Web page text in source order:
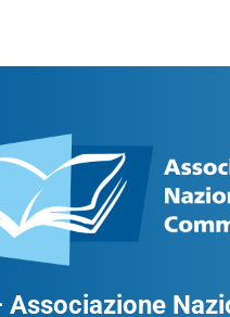
Associazione